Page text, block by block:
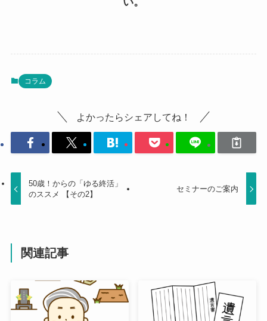
コラム
よかったらシェアしてね！
50歳！からの「ゆる終活」
のススメ 【その2】
セミナーのご案内
関連記事